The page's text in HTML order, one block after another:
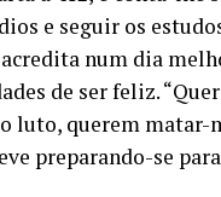
e seguir os
num dia
de ser feliz.
luto, querem matar-
preparando-se